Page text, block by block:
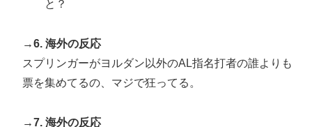
と？
→6. 海外の反応
スプリンガーがヨルダン以外のAL指名打者の誰よりも
票を集めてるの、マジで狂ってる。
→7. 海外の反応